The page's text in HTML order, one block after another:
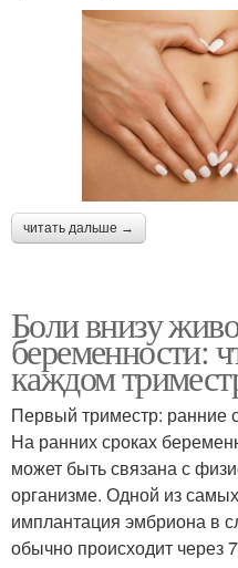
читать дальше →
Боли внизу
беременности:
каждом
Первый триместр: ранние
На ранних сроках
может быть связана с
организме. Одной из
имплантация эмбриона в
обычно происходит через